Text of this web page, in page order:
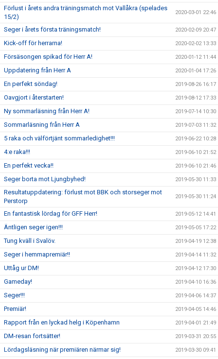
Förlust i årets andra träningsmatch mot Vallåkra (spelades
15/2)
2020-03-01 22:46
Seger i årets första träningsmatch! 2020-02-09 20:47
Kick-off för herrarna! 2020-02-02 13:33
Försäsongen spikad för Herr A! 2020-01-12 11:44
Uppdatering från Herr A 2020-01-04 17:26
En perfekt söndag! 2019-08-26 16:17
Oavgjort i återstarten! 2019-08-12 17:33
Ny sommarläsning från Herr A! 2019-07-14 10:30
Sommarläsning från Herr A 2019-07-03 11:32
5 raka och välförtjänt sommarledighet!!! 2019-06-22 10:28
4:e raka!!! 2019-06-10 21:52
En perfekt vecka!! 2019-06-10 21:46
Seger borta mot Ljungbyhed! 2019-05-30 11:33
Resultatuppdatering: förlust mot BBK och storseger mot
Perstorp
2019-05-30 11:24
En fantastisk lördag för GFF Herr! 2019-05-12 14:41
Äntligen seger igen!!! 2019-05-05 17:22
Tung kväll i Svalöv. 2019-04-19 12:38
Seger i hemmapremiär!! 2019-04-14 11:32
Uttåg ur DM! 2019-04-12 17:30
Gameday! 2019-04-10 16:36
Seger!!! 2019-04-06 14:37
Premiär! 2019-04-05 14:46
Rapport från en lyckad helg i Köpenhamn 2019-04-01 21:49
DM-resan fortsätter! 2019-03-31 20:55
Lördagsläsning när premiären närmar sig! 2019-03-30 09:41